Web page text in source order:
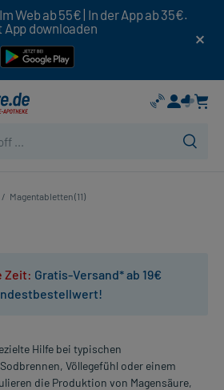
Web ab 55€ | In der App ab 35€.
downloaden
/ Magentabletten (11)
Zeit: Gratis-Versand* ab 19€
Hilfe bei typischen
Völlegefühl oder einem
die Produktion von Magensäure,